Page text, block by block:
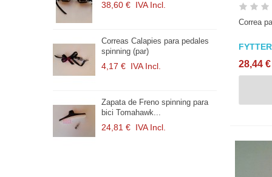
38,60 € IVA Incl.
Correas Calapies para pedales
spinning (par)
4,17 € IVA Incl.
Zapata de Freno spinning para
bici Tomahawk...
24,81 € IVA Incl.
Correa
FYTTER
28,44 €